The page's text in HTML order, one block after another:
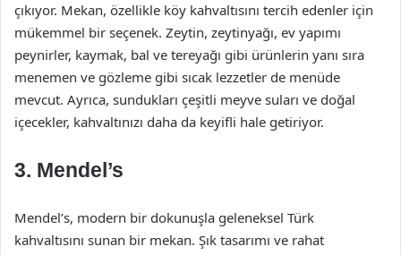
çıkıyor. Mekan, özellikle köy kahvaltısını tercih edenler için
mükemmel bir seçenek. Zeytin, zeytinyağı, ev yapımı
peynirler, kaymak, bal ve tereyağı gibi ürünlerin yanı sıra
menemen ve gözleme gibi sıcak lezzetler de menüde
mevcut. Ayrıca, sundukları çeşitli meyve suları ve doğal
içecekler, kahvaltınızı daha da keyifli hale getiriyor.
3. Mendel’s
Mendel’s, modern bir dokunuşla geleneksel Türk
kahvaltısını sunan bir mekan. Şık tasarımı ve rahat